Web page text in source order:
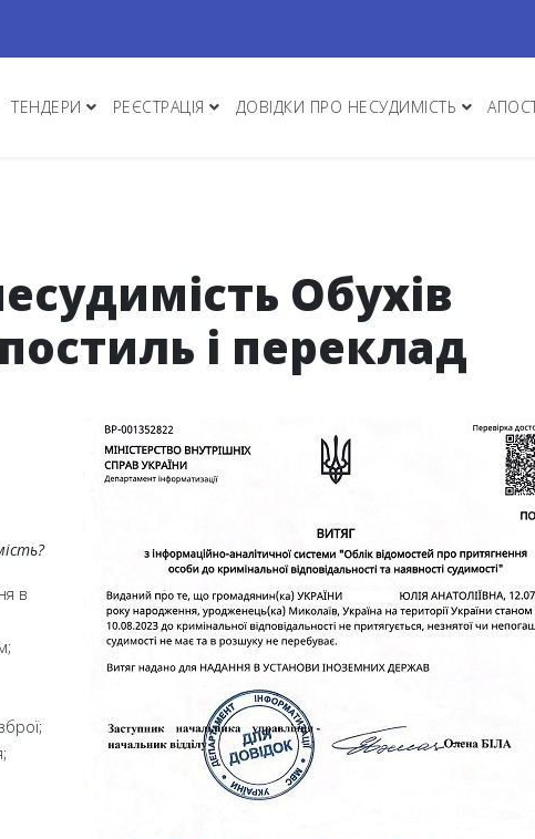
ТЕНДЕРИ РЕЄСТРАЦІЯ ДОВІДКИ ПРО НЕСУДИМІСТЬ
Обухів
і переклад
в